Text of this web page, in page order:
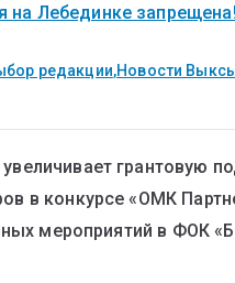
на Лебединке запрещена!
редакции,Новости
грантовую
в конкурсе «ОМК
мероприятий в ФОК